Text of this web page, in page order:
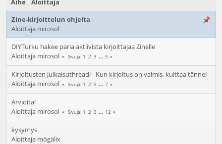
Aihe
Aloittaja
Zine-kirjoittelun ohjeita
Aloittaja mirosol
DIYTurku hakee paria aktiivista kirjoittajaa Zinelle
Aloittaja mirosol Sivuja 1 2 3 ... 5
Kirjoitusten julkaisuthreadi - Kun kirjoitus on valmis, kuittaa tänne!
Aloittaja mirosol Sivuja 1 2 3 ... 7
Arvioita!
Aloittaja mirosol Sivuja 1 2 3 ... 12
kysymys
Aloittaja mögälix